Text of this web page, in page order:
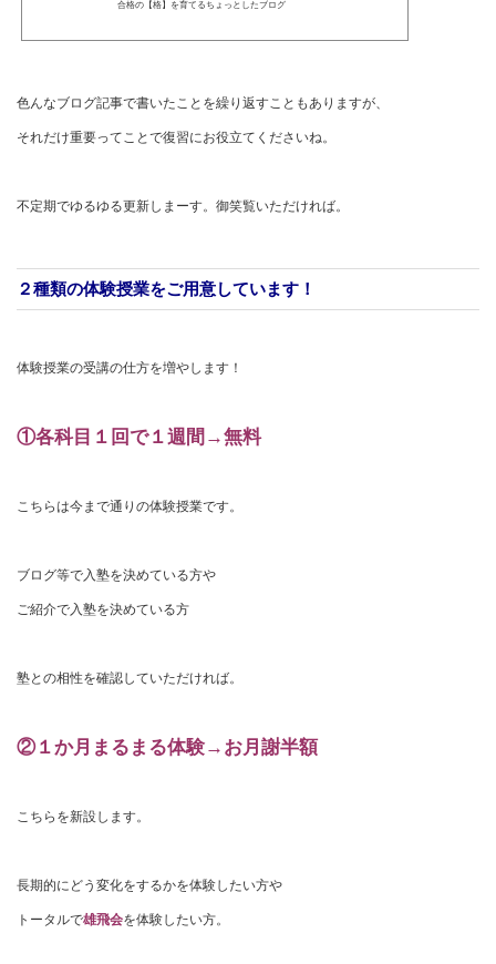
合格の【格】を育てるちょっとしたブログ
色んなブログ記事で書いたことを繰り返すこともありますが、
それだけ重要ってことで復習にお役立てくださいね。
不定期でゆるゆる更新しまーす。御笑覧いただければ。
２種類の体験授業をご用意しています！
体験授業の受講の仕方を増やします！
①各科目１回で１週間→無料
こちらは今まで通りの体験授業です。
ブログ等で入塾を決めている方や
ご紹介で入塾を決めている方
塾との相性を確認していただければ。
②１か月まるまる体験→お月謝半額
こちらを新設します。
長期的にどう変化をするかを体験したい方や
トータルで雄飛会を体験したい方。